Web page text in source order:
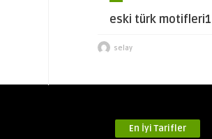
eski türk motifleri1
selay
En İyi Tarifler